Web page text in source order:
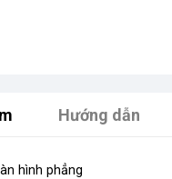
Hướng dẫn
hình phẳng